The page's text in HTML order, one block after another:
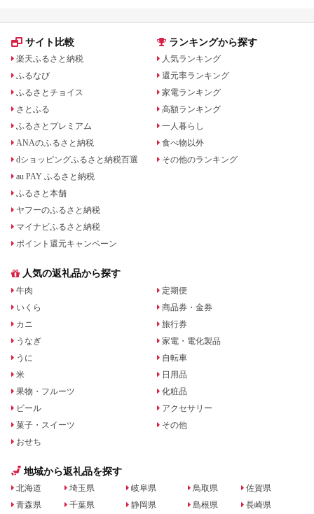
サイト比較
楽天ふるさと納税
ふるなび
ふるさとチョイス
さとふる
ふるさとプレミアム
ANAのふるさと納税
dショッピングふるさと納税百選
au PAY ふるさと納税
ふるさと本舗
ヤフーのふるさと納税
マイナビふるさと納税
ポイント還元キャンペーン
ランキングから探す
人気ランキング
還元率ランキング
家電ランキング
高額ランキング
一人暮らし
食べ物以外
その他のランキング
人気の返礼品から探す
牛肉
いくら
カニ
うなぎ
うに
米
果物・フルーツ
ビール
菓子・スイーツ
おせち
定期便
商品券・金券
旅行券
家電・電化製品
自転車
日用品
化粧品
アクセサリー
その他
地域から返礼品を探す
北海道
青森県
埼玉県
千葉県
岐阜県
静岡県
鳥取県
島根県
佐賀県
長崎県